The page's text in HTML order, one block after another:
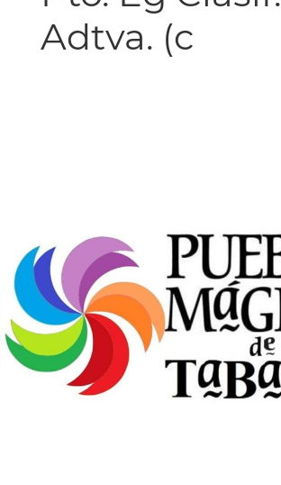
Adtva. (c